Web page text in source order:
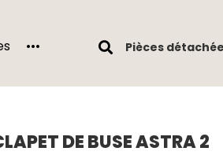
··· Pièces
DE BUSE ASTRA 2